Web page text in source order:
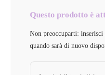
Questo prodotto è
Non preoccuparti:
quando sarà di nuovo